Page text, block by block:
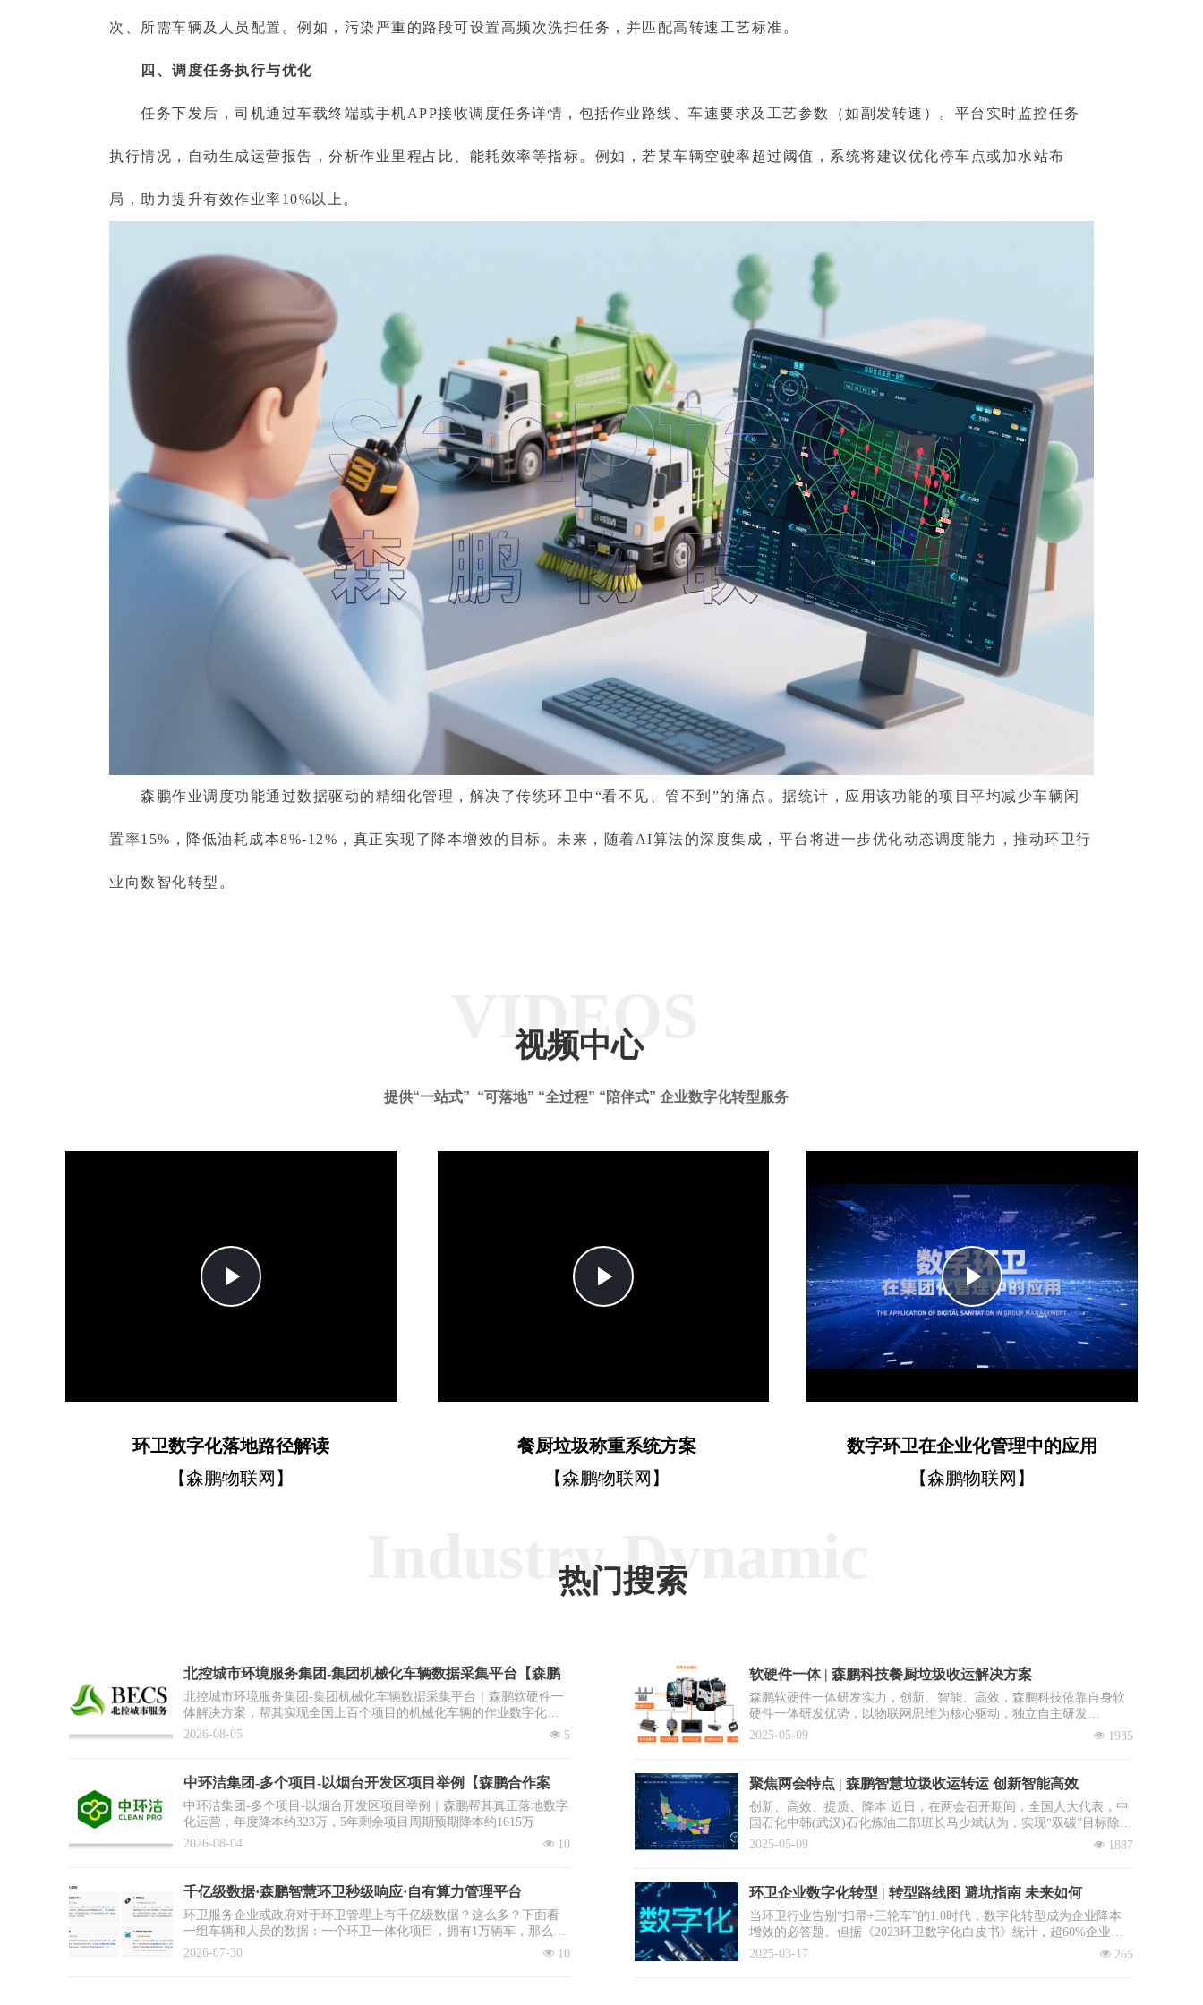
次、所需车辆及人员配置。例如，污染严重的路段可设置高频次洗扫任务，并匹配高转速工艺标准。
四、调度任务执行与优化
任务下发后，司机通过车载终端或手机APP接收调度任务详情，包括作业路线、车速要求及工艺参数（如副发转速）。平台实时监控任务
执行情况，自动生成运营报告，分析作业里程占比、能耗效率等指标。例如，若某车辆空驶率超过阈值，系统将建议优化停车点或加水站布
局，助力提升有效作业率10%以上。
森鹏作业调度功能通过数据驱动的精细化管理，解决了传统环卫中“看不见、管不到”的痛点。据统计，应用该功能的项目平均减少车辆闲
置率15%，降低油耗成本8%-12%，真正实现了降本增效的目标。未来，随着AI算法的深度集成，平台将进一步优化动态调度能力，推动环卫行
业向数智化转型。
提供“一站式” “可落地” “全过程” “陪伴式” 企业数字化转型服务
VIDEOS
视频中心
Play
环卫数字化落地路径解读
【森鹏物联网】
Play
餐厨垃圾称重系统方案
【森鹏物联网】
Play
Video
数字环卫在企业化管理中的应用
【森鹏物联网】
北控城市环境服务集团-集团机械化车辆数据采集平台【森鹏
合作案例】
北控城市环境服务集团-集团机械化车辆数据采集平台｜森鹏软硬件一
体解决方案，帮其实现全国上百个项目的机械化车辆的作业数字化，
为集团数智化运营打好基础
넶 5
2026-08-05
中环洁集团-多个项目-以烟台开发区项目举例【森鹏合作案
例】
中环洁集团-多个项目-以烟台开发区项目举例｜森鹏帮其真正落地数字
化运营，年度降本约323万，5年剩余项目周期预期降本约1615万
넶 10
2026-08-04
千亿级数据·森鹏智慧环卫秒级响应·自有算力管理平台
环卫服务企业或政府对于环卫管理上有千亿级数据？这么多？下面看
一组车辆和人员的数据：一个环卫一体化项目，拥有1万辆车，那么每
日就会有3亿条数据；再配备10万环卫工人，那么每日就会大概有80亿
넶 10
2026-07-30
Industry Dynamic
热门搜索
软硬件一体 | 森鹏科技餐厨垃圾收运解决方案
森鹏软硬件一体研发实力，创新、智能、高效，森鹏科技依靠自身软
硬件一体研发优势，以物联网思维为核心驱动，独立自主研发
出“EVOS智慧环卫2.0管理平台”，餐厨垃圾收运系统是该平台核心子
넶 1935
2025-05-09
聚焦两会特点 | 森鹏智慧垃圾收运转运 创新智能高效
创新、高效、提质、降本 近日，在两会召开期间，全国人大代表，中
国石化中韩(武汉)石化炼油二部班长马少斌认为，实现“双碳”目标除了
需要企业进行转型升级和科技创新外，全民参与也必不可少，并就此
士、清华大学教授李景虹则建议政府鼓励回收企业与环卫系统合作，
降低前端收集运营成本。
넶 1887
2025-05-09
环卫企业数字化转型 | 转型路线图 避坑指南 未来如何
当环卫行业告别“扫帚+三轮车”的1.0时代，数字化转型成为企业降本
增效的必答题。但据《2023环卫数字化白皮书》统计，超60%企业投
入百万却未见实效：数据失真、系统闲置、员工抵触……如何避免重
你打赢这场“数字环卫攻坚战”。
넶 265
2025-03-17